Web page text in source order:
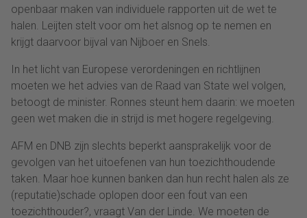
openbaar maken van individuele rapporten uit de wet te
halen. Leijten stelt voor om het alsnog op te nemen en
krijgt daarvoor bijval van Nijboer en Snels.
In het licht van Europese verordeningen en richtlijnen
moeten we het advies van de Raad van State wel volgen,
betoogt de minister. Ronnes steunt hem daarin: we moeten
geen wet maken die in strijd is met hogere regelgeving.
AFM en DNB zijn slechts beperkt aansprakelijk voor de
gevolgen van het uitoefenen van hun toezichthoudende
taken. Maar hoe kunnen banken dan hun recht halen als ze
(reputatie)schade oplopen door een fout van een
toezichthouder?, vraagt Van der Linde. We moeten de